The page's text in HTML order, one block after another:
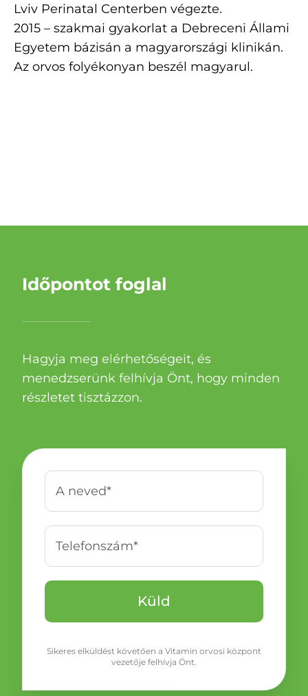
Lviv Perinatal Centerben végezte.
2015 – szakmai gyakorlat a Debreceni Állami
Egyetem bázisán a magyarországi klinikán.
Az orvos folyékonyan beszél magyarul.
Időpontot foglal
Hagyja meg elérhetőségeit, és
menedzserünk felhívja Önt, hogy minden
részletet tisztázzon.
Sikeres elküldést követően a Vitamin orvosi központ
vezetője felhívja Önt.